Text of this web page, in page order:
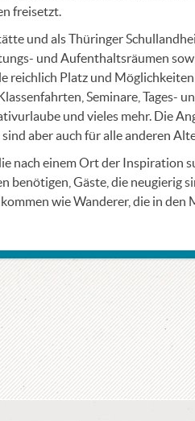
freisetzt.
und als Thüringer
und Aufenthaltsräumen
reichlich Platz und
Seminare, Tages-
und vieles mehr. Die
aber auch für alle anderen
nach einem Ort der Inspiration
benötigen, Gäste, die neugierig
wie Wanderer, die in